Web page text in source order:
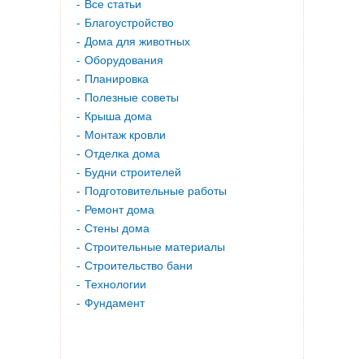
Все статьи
Благоустройство
Дома для животных
Оборудования
Планировка
Полезные советы
Крыша дома
Монтаж кровли
Отделка дома
Будни строителей
Подготовительные работы
Ремонт дома
Стены дома
Строительные материалы
Строительство бани
Технологии
Фундамент